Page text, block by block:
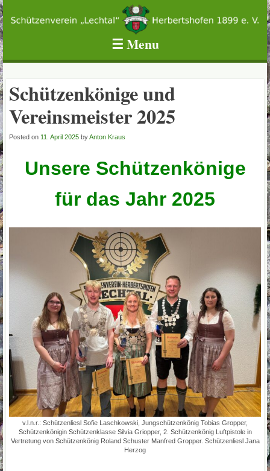
Schützenverein Lechtal Herbertshofen 1899 e.V.
☰Menu
Skip to content
Schützenkönige und
Vereinsmeister 2025
Posted on 11. April 2025 byAnton Kraus
Unsere Schützenkönige
für das Jahr 2025
v.l.n.r.: Schützenliesl Sofie Laschkowski, Jungschützenkönig Tobias Gropper,
Schützenkönigin Schützenklasse Silvia Griopper, 2. Schützenkönig Luftpistole in
Vertretung von Schützenkönig Roland Schuster Manfred Gropper. Schützenliesl Jana
Herzog